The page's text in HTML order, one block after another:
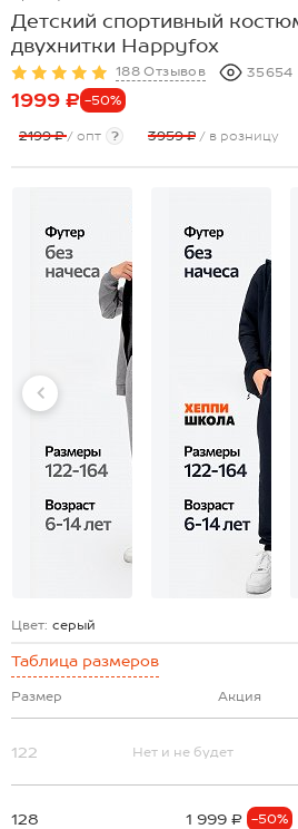
Детский спортивный
двухнитки Happyfox
188 Отзывов 35654
1999 ₽ -50%
2199 ₽/ опт ? 3959 ₽ / в розницу
Цвет: серый
Таблица размеров
Размер Акция
122 Нет и не будет
128 1 999 ₽ -50%